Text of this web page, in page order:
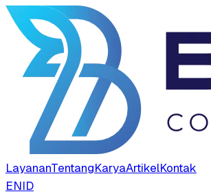
LayananTentangKaryaArtikelKontak
ENID